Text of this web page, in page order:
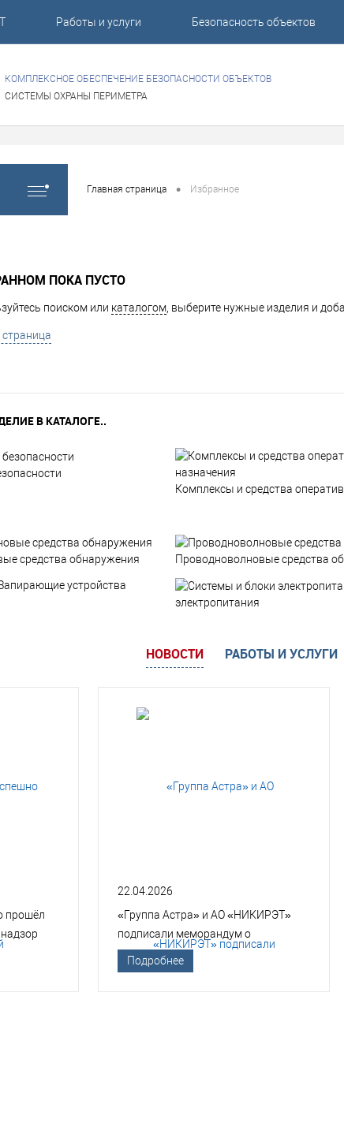
Работы и услуги Безопасность объектов
КОМПЛЕКСНОЕ ОБЕСПЕЧЕНИЕ БЕЗОПАСНОСТИ ОБЪЕКТОВ
СИСТЕМЫ ОХРАНЫ ПЕРИМЕТРА
Главная страница • Избранное
ПОКА ПУСТО
поиском или каталогом , выберите нужные изделия и
страница
В КАТАЛОГЕ..
Комплексы и средства
средства обнаружения Проводноволновые средства
устройства
электропитания
НОВОСТИ РАБОТЫ И УСЛУГИ
прошёл
22.04.2026
«Группа Астра» и АО «НИКИРЭТ»
подписали меморандум о
технологическом сотрудничестве
Подробнее